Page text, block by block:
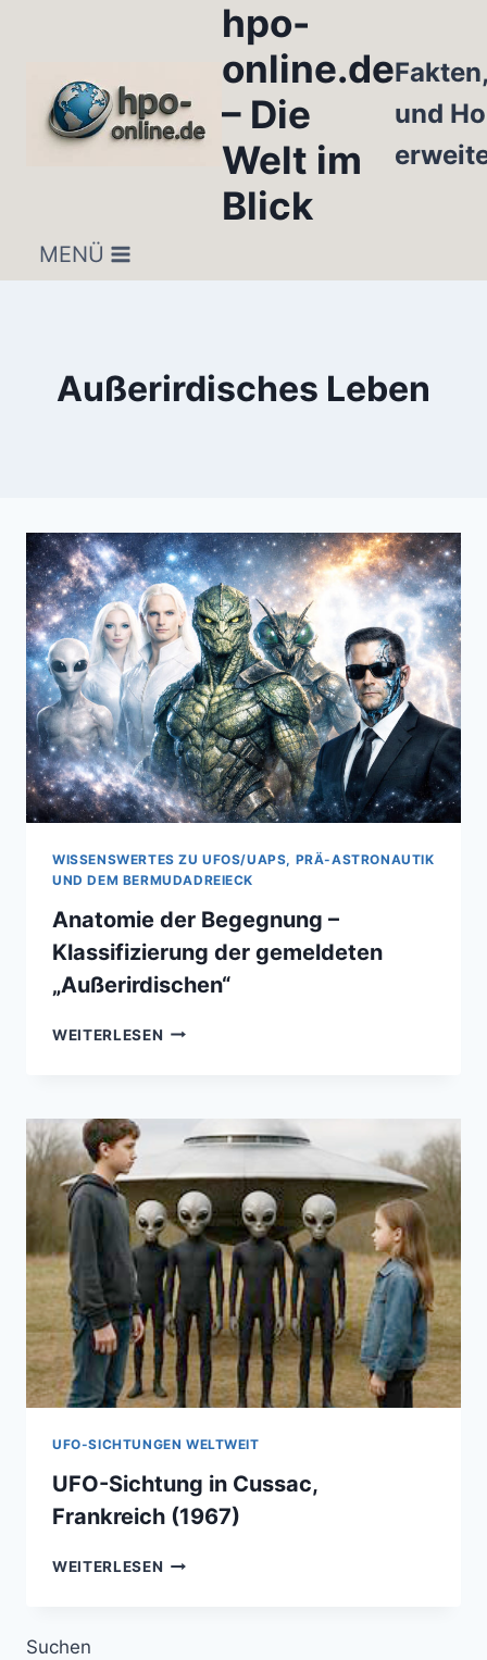
hpo-
online.de
– Die
Welt im
Blick
und
MENÜ
Außerirdisches Leben
WISSENSWERTES ZU UFOS/UAPS, PRÄ-ASTRONAUTIK
UND DEM BERMUDADREIECK
Anatomie der Begegnung –
Klassifizierung der gemeldeten
„Außerirdischen“
WEITERLESEN ANATOMIE
KLASSIFIZIERUNG
DER
„AUSSERIRDISCHEN“
UFO-SICHTUNGEN WELTWEIT
UFO-Sichtung in Cussac,
Frankreich (1967)
WEITERLESEN UFO-
Suchen